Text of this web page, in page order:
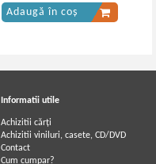
Adaugă în coș
Informatii utile
Achizitii cărți
Achizitii viniluri, casete, CD/DVD
Contact
Cum cumpar?